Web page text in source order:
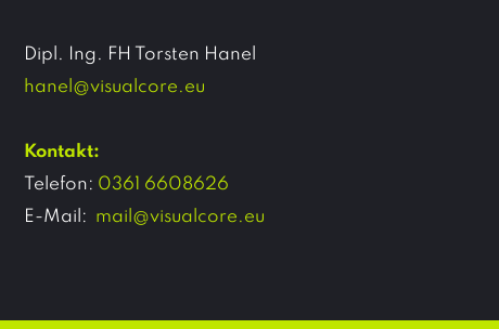
Dipl. Ing. FH Torsten Hanel
hanel@visualcore.eu
Kontakt:
Telefon: 0361 6608626
E-Mail: mail@visualcore.eu